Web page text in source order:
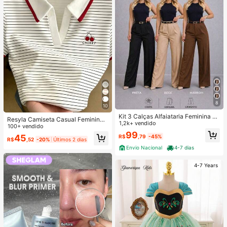
10
Resyla Camiseta Casual Feminina
de Manga Curta com Listras, Verão
100+ vendido
R$45 ,52 -20% Últimos 2 dias
8
Kit 3 Calças Alfaiataria Feminina C
om Cinto
1,2k+ vendido
R$99 ,79 -45%
Envio Nacional
4-7 dias
4-7 Years